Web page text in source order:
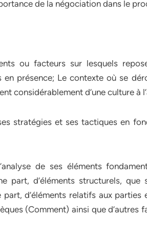
de la négociation dans le
ou facteurs sur lesquels
présence; Le contexte où se
considérablement d’une culture à
stratégies et ses tactiques en
de ses éléments
part, d’éléments structurels, que
d’éléments relatifs aux parties
(Comment) ainsi que d’autres